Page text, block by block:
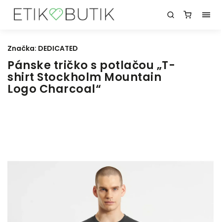
Pánske tričko s potlačou „T-
shirt Stockholm Mountain
Logo Charcoal“
Značka: DEDICATED